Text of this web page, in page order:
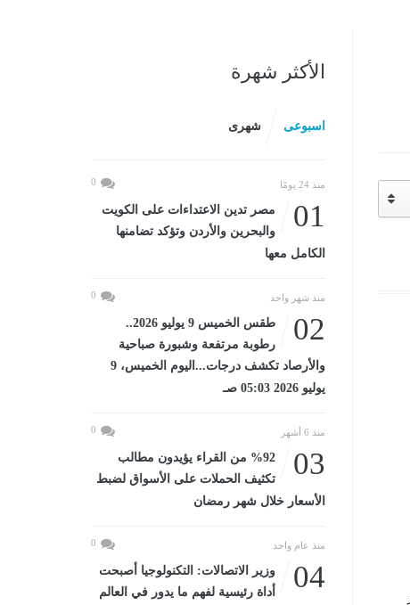
الأكثر شهرة
اسبوعى شهرى
منذ 24 يومًا 0
01
مصر تدين الاعتداءات على الكويت
والبحرين والأردن وتؤكد تضامنها
الكامل معها
منذ شهر واحد 0
02
طقس الخميس 9 يوليو 2026..
رطوبة مرتفعة وشبورة صباحية
والأرصاد تكشف درجات...اليوم الخميس، 9
يوليو 2026 05:03 صـ
منذ 6 أشهر 0
03
%92 من القراء يؤيدون مطالب
تكثيف الحملات على الأسواق لضبط
الأسعار خلال شهر رمضان
منذ عام واحد 0
04
وزير الاتصالات: التكنولوجيا أصبحت
أداة رئيسية لفهم ما يدور في العالم